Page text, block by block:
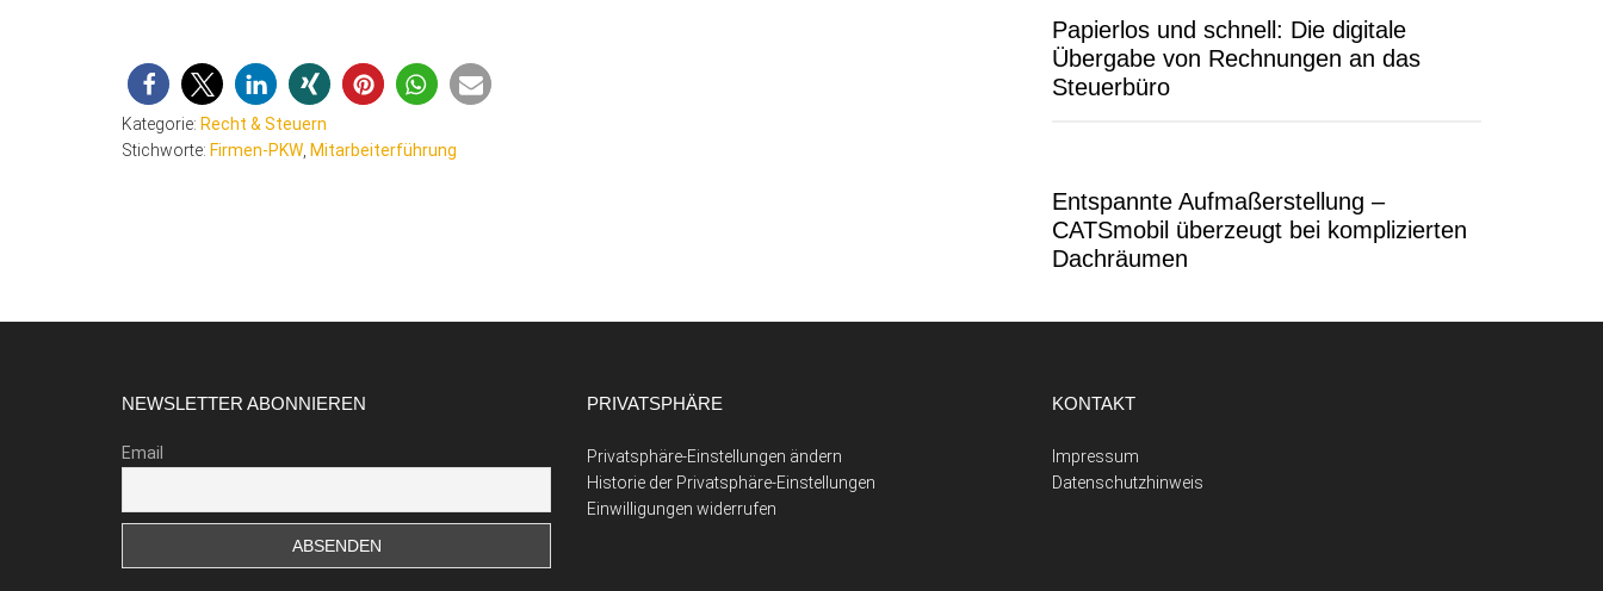
Kategorie: Recht & Steuern
Stichworte: Firmen-PKW Mitarbeiterführung
Papierlos und schnell: Die digitale
Übergabe von Rechnungen an das
Steuerbüro
Entspannte Aufmaßerstellung –
CATSmobil überzeugt bei komplizierten
Dachräumen
NEWSLETTER ABONNIEREN
Email
PRIVATSPHÄRE
Privatsphäre-Einstellungen ändern
Historie der Privatsphäre-Einstellungen
Einwilligungen widerrufen
KONTAKT
Impressum
Datenschutzhinweis